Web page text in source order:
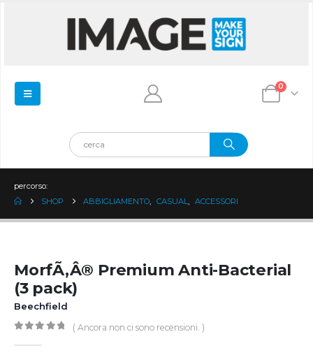
0
percorso:
SHOP
ABBIGLIAMENTO CASUAL ACCESSORI
MorfÃ‚Â® Premium Anti-Bacterial
(3 pack)
Beechfield
( Ancora non ci sono recensioni. )